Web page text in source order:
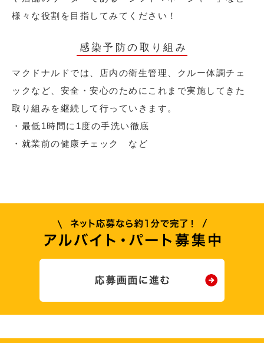
様々な役割を目指してみてください！
感染予防の取り組み
マクドナルドでは、店内の衛生管理、クルー体調チェ
ックなど、安全・安心のためにこれまで実施してきた
取り組みを継続して行っていきます。
・最低1時間に1度の手洗い徹底
・就業前の健康チェック など